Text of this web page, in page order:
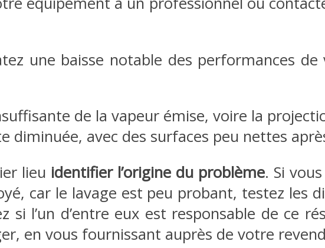
une baisse notable des performances
de la vapeur émise, voire la
diminuée, avec des surfaces peu nettes
lieu identifier l’origine du problème. Si
car le lavage est peu probant, testez les
si l’un d’entre eux est responsable de ce
en vous fournissant auprès de votre